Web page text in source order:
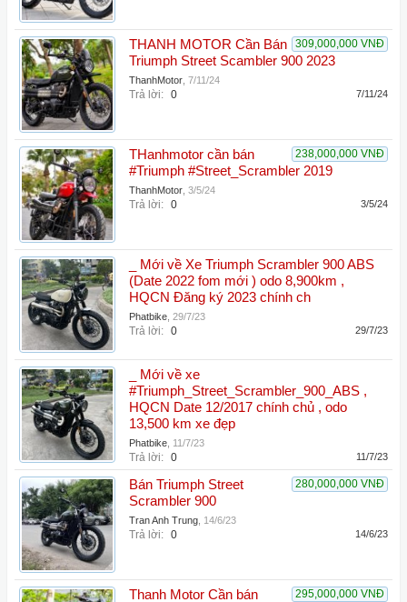
309,000,000 VNĐ
THANH MOTOR Cần Bán
Triumph Street Scambler 900 2023
ThanhMotor 7/11/24
Trả lời: 0 7/11/24
238,000,000 VNĐ
THanhmotor cần bán
#Triumph #Street_Scrambler 2019
ThanhMotor 3/5/24
Trả lời: 0 3/5/24
_ Mới về Xe Triumph Scrambler 900 ABS
(Date 2022 fom mới ) odo 8,900km ,
HQCN Đăng ký 2023 chính ch
Phatbike 29/7/23
Trả lời: 0 29/7/23
_ Mới về xe
#Triumph_Street_Scrambler_900_ABS ,
HQCN Date 12/2017 chính chủ , odo
13,500 km xe đẹp
Phatbike 11/7/23
Trả lời: 0 11/7/23
280,000,000 VNĐ
Bán Triumph Street
Scrambler 900
Tran Anh Trung 14/6/23
Trả lời: 0 14/6/23
295,000,000 VNĐ
Thanh Motor Cần bán